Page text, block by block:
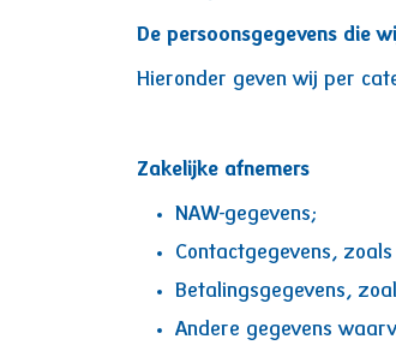
De persoonsgegevens die
Hieronder geven wij per
Zakelijke afnemers
NAW-gegevens;
Contactgegevens,
Betalingsgegevens,
Andere gegevens